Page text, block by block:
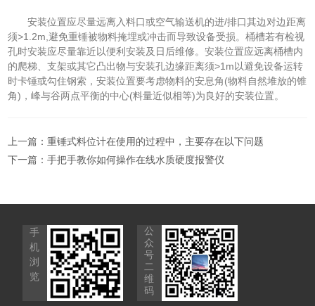
安装位置应尽量远离入料口或空气输送机的进/排口其边对边距离
须>1.2m,避免重锤被物料掩埋或冲击而导致设备受损。桶槽若有检视
孔时安装应尽量靠近以便利安装及日后维修。安装位置应远离桶槽内
的爬梯、支架或其它凸出物与安装孔边缘距离须>1m以避免设备运转
时卡锤或勾住钢索，安装位置要考虑物料的安息角(物料自然堆放的锥
角)，峰与谷两点平衡的中心(料量近似相等)为良好的安装位置。
上一篇：重锤式料位计在使用的过程中，主要存在以下问题
下一篇：手把手教你如何操作在线水质硬度报警仪
手
机
浏
览
公
众
号
二
维
码